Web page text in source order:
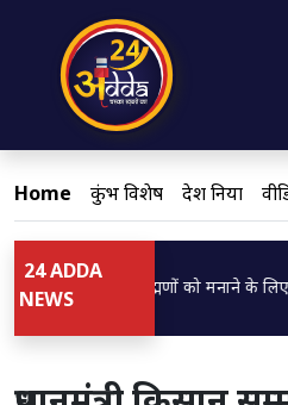
Home कुंभ विशेष देश दुनिया
24 ADDA
NEWS
पाठक ने ब्राह्मणों को मनाने के लिए चल दी